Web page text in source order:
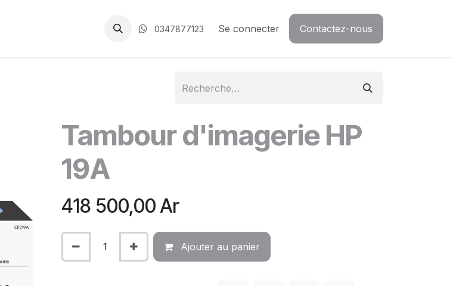
0347877123 Se connecter Contactez-nous
Tambour d'imagerie HP
19A
418 500,00Ar
Ajouter au panier